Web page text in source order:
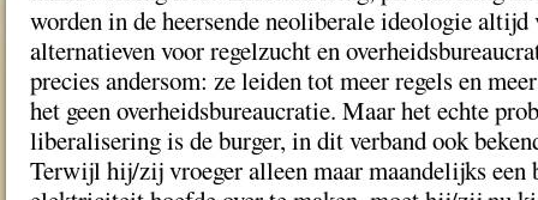
worden in de heersende neoliberale ideologie altijd
alternatieven voor regelzucht en
precies andersom: ze leiden tot meer regels en
het geen overheidsbureaucratie. Maar het echte
liberalisering is de burger, in dit verband ook
Terwijl hij/zij vroeger alleen maar maandelijks een